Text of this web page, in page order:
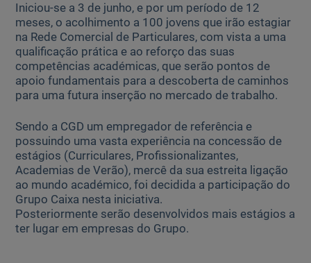
Quero ser cliente:
Aderir ao Caixadirecta Particulares
Aderir ao Caixadirecta Empresas
Links úteis:
Faça download da App Caixadirecta
Recomendações de Segurança
Iniciou-se a 3 de junho, e por um período de 12
meses, o acolhimento a 100 jovens que irão estagiar
na Rede Comercial de Particulares, com vista a uma
qualificação prática e ao reforço das suas
competências académicas, que serão pontos de
apoio fundamentais para a descoberta de caminhos
para uma futura inserção no mercado de trabalho.
Sendo a CGD um empregador de referência e
possuindo uma vasta experiência na concessão de
estágios (Curriculares, Profissionalizantes,
Academias de Verão), mercê da sua estreita ligação
ao mundo académico, foi decidida a participação do
Grupo Caixa nesta iniciativa.
Posteriormente serão desenvolvidos mais estágios a
ter lugar em empresas do Grupo.